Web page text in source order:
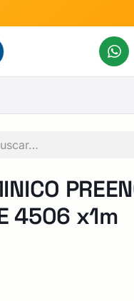
4506 x1m